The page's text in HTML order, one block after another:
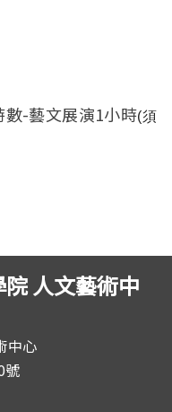
數-藝文展演1小時(須
人文藝術中
中心
號